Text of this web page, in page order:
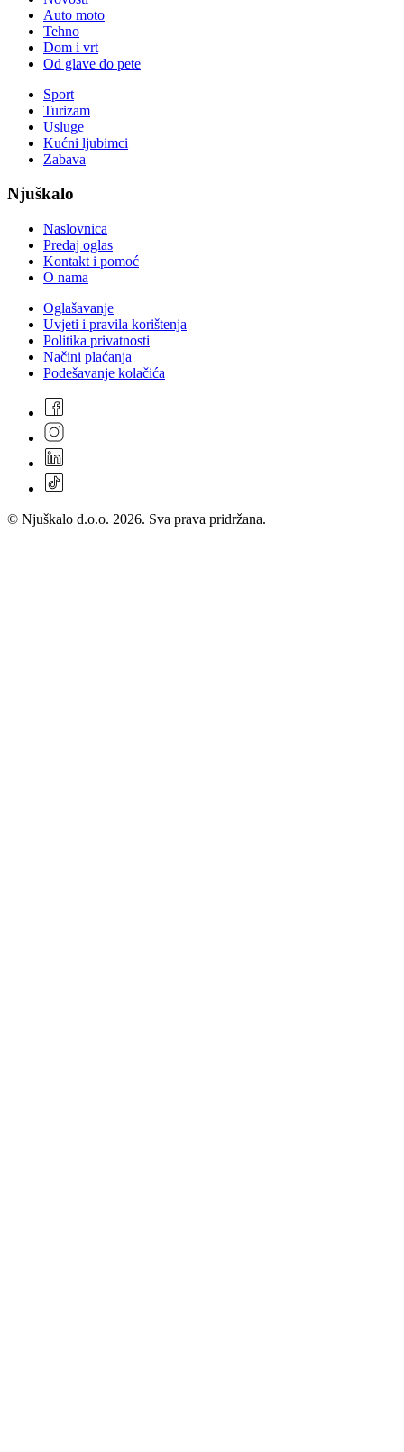
Auto moto
Tehno
Dom i vrt
Od glave do pete
Sport
Turizam
Usluge
Kućni ljubimci
Zabava
Njuškalo
Naslovnica
Predaj oglas
Kontakt i pomoć
O nama
Oglašavanje
Uvjeti i pravila korištenja
Politika privatnosti
Načini plaćanja
Podešavanje kolačića
© Njuškalo d.o.o. 2026. Sva prava pridržana.